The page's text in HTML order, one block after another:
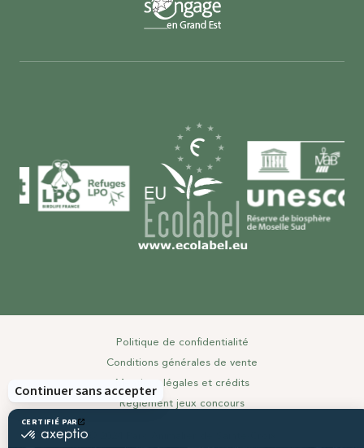
Politique de confidentialité
Conditions générales de vente
Mentions légales et crédits
Règlement jeux concours